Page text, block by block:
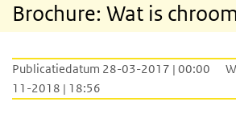
Brochure: Wat is
Publicatiedatum 28-03-2017 | 00:00
11-2018 | 18:56